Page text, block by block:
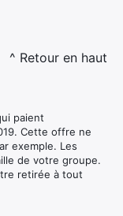
^ Retour en haut
paient
Cette offre ne
exemple. Les
de votre groupe.
retirée à tout